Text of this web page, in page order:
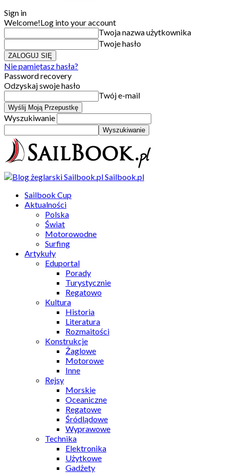
Sign in
Welcome!Log into your account
Twoja nazwa użytkownika
Twoje hasło
Nie pamiętasz hasła?
Password recovery
Odzyskaj swoje hasło
Twój e-mail
Wyszukiwanie
Sailbook.pl
Sailbook Cup
Aktualności
Polska
Świat
Motorowodne
Surfing
Artykuły
Eduportal
Porady
Turystycznie
Regatowo
Kultura
Historia
Literatura
Rozmaitości
Konstrukcje
Żaglowe
Motorowe
Inne
Rejsy
Morskie
Oceaniczne
Regatowe
Śródlądowe
Wyprawowe
Technika
Elektronika
Użytkowe
Gadżety